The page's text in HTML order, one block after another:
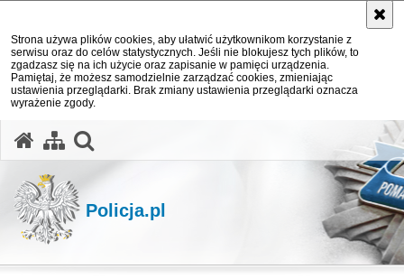
Strona używa plików cookies, aby ułatwić użytkownikom korzystanie z
serwisu oraz do celów statystycznych. Jeśli nie blokujesz tych plików, to
zgadzasz się na ich użycie oraz zapisanie w pamięci urządzenia.
Pamiętaj, że możesz samodzielnie zarządzać cookies, zmieniając
ustawienia przeglądarki. Brak zmiany ustawienia przeglądarki oznacza
wyrażenie zgody.
Policja.pl